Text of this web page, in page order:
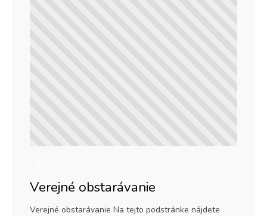
Verejné obstarávanie
Verejné obstarávanie Na tejto podstránke nájdete